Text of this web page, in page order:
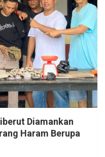
Diamankan
Haram Berupa